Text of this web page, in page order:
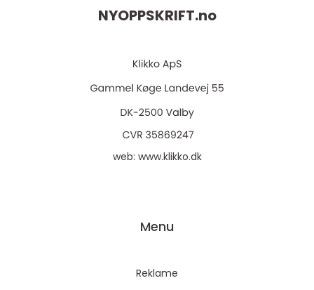
NYOPPSKRIFT.no
web: www.klikko.dk
Menu
Reklame